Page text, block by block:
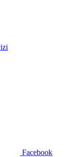
Facebook